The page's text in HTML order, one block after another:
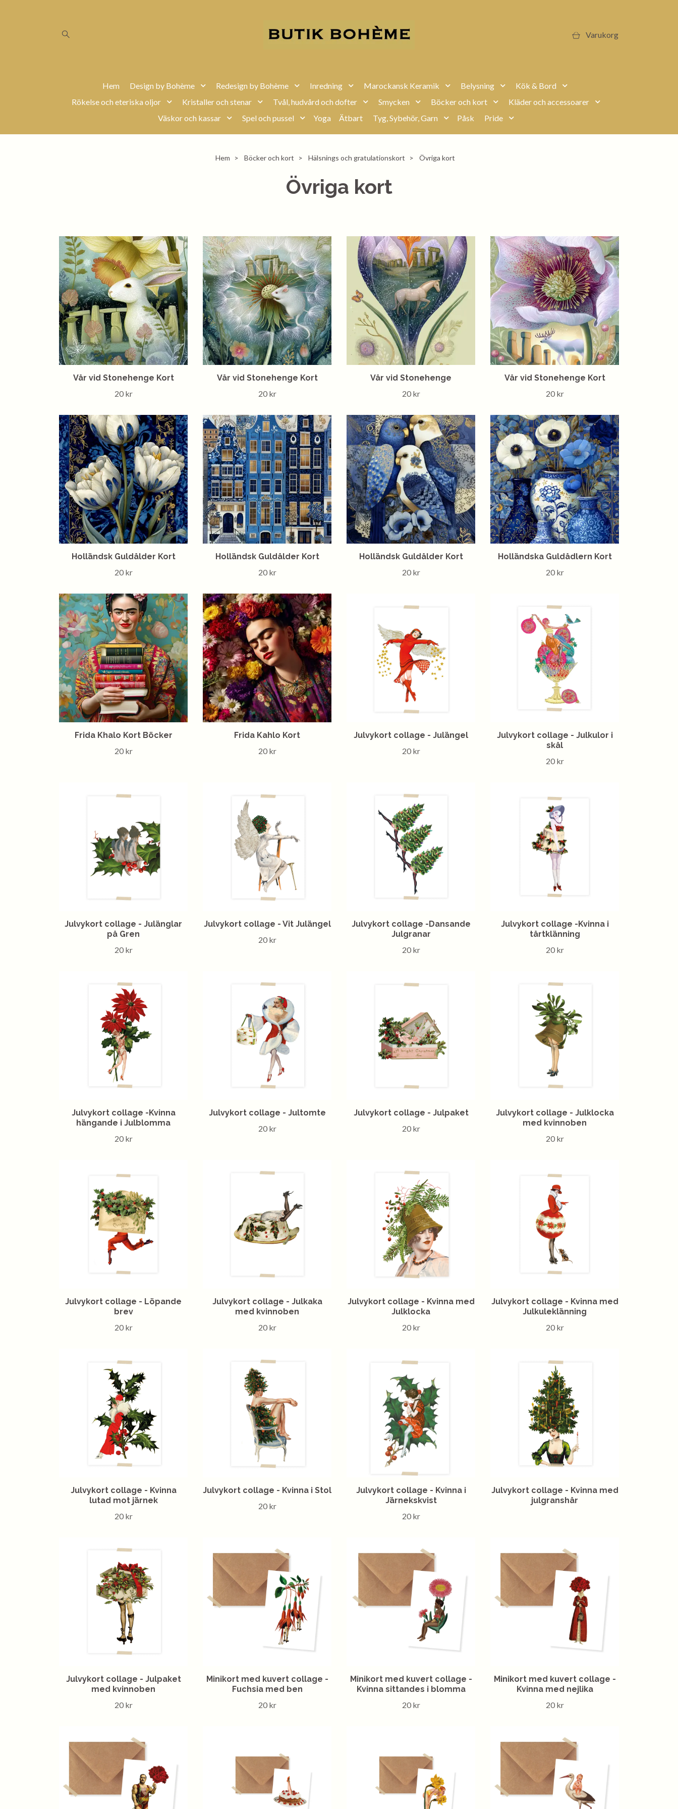
Varukorg
Hem Design by Bohème Redesign by Bohème Inredning Marockansk Keramik Belysning
Kök & Bord
Rökelse och eteriska oljor
Kristaller och stenar Tvål, hudvård och dofter Smycken Böcker och kort
Kläder och accessoarer
Väskor och kassar
Spel och pussel Yoga Ätbart Tyg, Sybehör, Garn Påsk Pride
Hem Böcker och kort Hälsnings och gratulationskort Övriga kort
Övriga kort
Vår vid Stonehenge Kort
20 kr
Vår vid Stonehenge Kort
20 kr
Vår vid Stonehenge
20 kr
Vår vid Stonehenge Kort
20 kr
Holländsk Guldålder Kort
20 kr
Holländsk Guldålder Kort
20 kr
Holländsk Guldålder Kort
20 kr
Holländska Guldådlern Kort
20 kr
Frida Khalo Kort Böcker
20 kr
Frida Kahlo Kort
20 kr
Julvykort collage - Julängel
20 kr
Julvykort collage - Julkulor i
skål
20 kr
Julvykort collage - Julänglar
på Gren
20 kr
Julvykort collage - Vit Julängel
20 kr
Julvykort collage -Dansande
Julgranar
20 kr
Julvykort collage -Kvinna i
tårtklänning
20 kr
Julvykort collage -Kvinna
hängande i Julblomma
20 kr
Julvykort collage - Jultomte
20 kr
Julvykort collage - Julpaket
20 kr
Julvykort collage - Julklocka
med kvinnoben
20 kr
Julvykort collage - Löpande
brev
20 kr
Julvykort collage - Julkaka
med kvinnoben
20 kr
Julvykort collage - Kvinna med
Julklocka
20 kr
Julvykort collage - Kvinna med
Julkuleklänning
20 kr
Julvykort collage - Kvinna
lutad mot järnek
20 kr
Julvykort collage - Kvinna i Stol
20 kr
Julvykort collage - Kvinna i
Järnekskvist
20 kr
Julvykort collage - Kvinna med
julgranshår
Julvykort collage - Julpaket
med kvinnoben
20 kr
Minikort med kuvert collage -
Fuchsia med ben
20 kr
Minikort med kuvert collage -
Kvinna sittandes i blomma
20 kr
Minikort med kuvert collage -
Kvinna med nejlika
20 kr